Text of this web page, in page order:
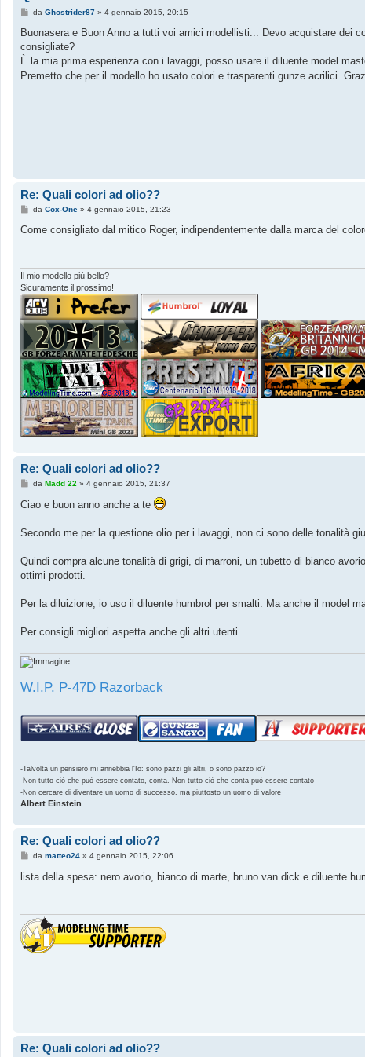
M
s
a
g
i
da Ghostrider87» 4 gennaio 2015, 20:15
Buonasera e Buon Anno a tutti voi amici modellisti... Devo acquistare dei
consigliate?
È la mia prima esperienza con i lavaggi, posso usare il diluente model
Premetto che per il modello ho usato colori e trasparenti gunze acrilici.
Re: Quali colori ad olio??
M
s
i
da Cox-One» 4 gennaio 2015, 21:23
Come consigliato dal mitico Roger, indipendentemente dalla marca del
Il mio modello più bello?
Sicuramente il prossimo!
Re: Quali colori ad olio??
M
s
s
g
g
o
da Madd 22 » 4 gennaio 2015, 21:37
Ciao e buon anno anche a te
Secondo me per la questione olio per i lavaggi, non ci sono delle tonalità
Quindi compra alcune tonalità di grigi, di marroni, un tubetto di bianco
ottimi prodotti.
Per la diluizione, io uso il diluente humbrol per smalti. Ma anche il model
Per consigli migliori aspetta anche gli altri utenti
W.I.P. P-47D Razorback
-Talvolta un pensiero mi annebbia l'Io: sono pazzi gli altri, o sono pazzo io?
-Non tutto ciò che può essere contato, conta. Non tutto ciò che conta può essere contato
-Non cercare di diventare un uomo di successo, ma piuttosto un uomo di valore
Albert Einstein
Re: Quali colori ad olio??
M
s
i
o
da matteo24» 4 gennaio 2015, 22:06
lista della spesa: nero avorio, bianco di marte, bruno van dick e diluente
Re: Quali colori ad olio??